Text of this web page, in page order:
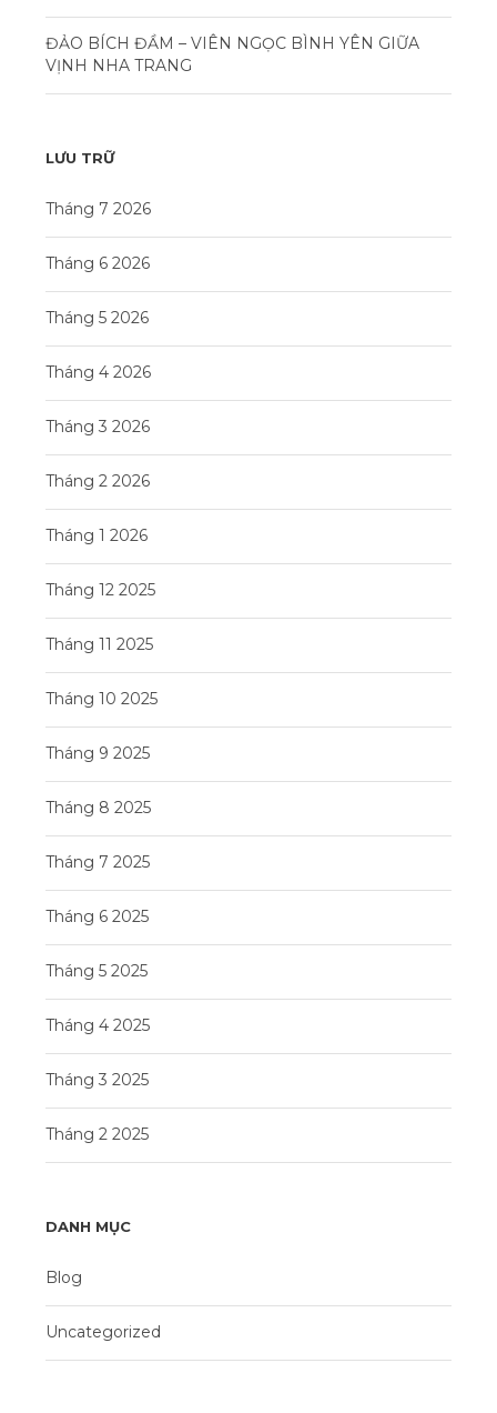
ĐẢO BÍCH ĐẦM – VIÊN NGỌC BÌNH YÊN GIỮA
VỊNH NHA TRANG
LƯU TRỮ
Tháng 7 2026
Tháng 6 2026
Tháng 5 2026
Tháng 4 2026
Tháng 3 2026
Tháng 2 2026
Tháng 1 2026
Tháng 12 2025
Tháng 11 2025
Tháng 10 2025
Tháng 9 2025
Tháng 8 2025
Tháng 7 2025
Tháng 6 2025
Tháng 5 2025
Tháng 4 2025
Tháng 3 2025
Tháng 2 2025
DANH MỤC
Blog
Uncategorized